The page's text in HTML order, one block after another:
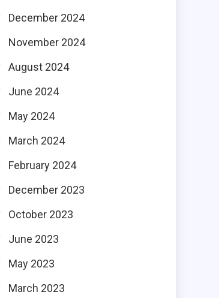
December 2024
November 2024
August 2024
June 2024
May 2024
March 2024
February 2024
December 2023
October 2023
June 2023
May 2023
March 2023